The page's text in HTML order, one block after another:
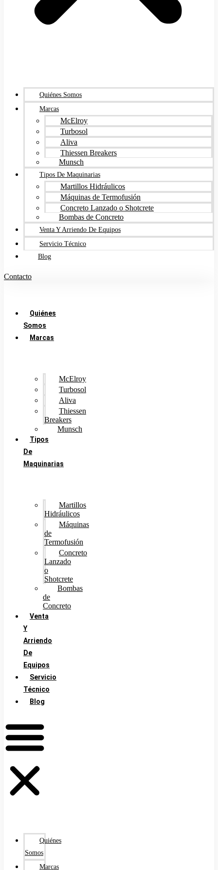
Quiénes Somos
Marcas
McElroy
Turbosol
Aliva
Thiessen Breakers
Munsch
Tipos De Maquinarias
Martillos Hidráulicos
Máquinas de Termofusión
Concreto Lanzado o Shotcrete
Bombas de Concreto
Venta Y Arriendo De Equipos
Servicio Técnico
Blog
Contacto
Quiénes
Somos
Marcas
McElroy
Turbosol
Aliva
Thiessen
Breakers
Munsch
Tipos
De
Maquinarias
Martillos
Hidráulicos
Máquinas
de
Termofusión
Concreto
Lanzado
o
Shotcrete
Bombas
de
Concreto
Venta
Y
Arriendo
De
Equipos
Servicio
Técnico
Blog
Quiénes
Somos
Marcas